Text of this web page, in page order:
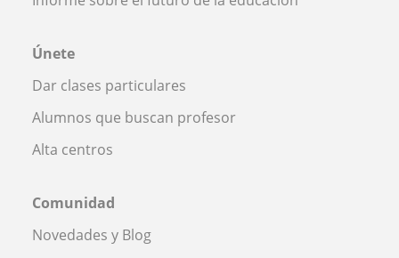
Únete
Dar clases particulares
Alumnos que buscan profesor
Alta centros
Comunidad
Novedades y Blog